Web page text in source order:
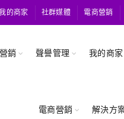
的商家 社群媒體 電商營銷
銷 聲譽管理 我的商家
電商營銷 解決方